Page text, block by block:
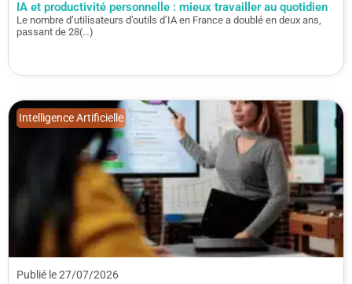
IA et productivité personnelle : mieux travailler au quotidien
Le nombre d’utilisateurs d’outils d’IA en France a doublé en deux ans,
passant de 28(…)
Publié le 27/07/2026
Intelligence Artificielle